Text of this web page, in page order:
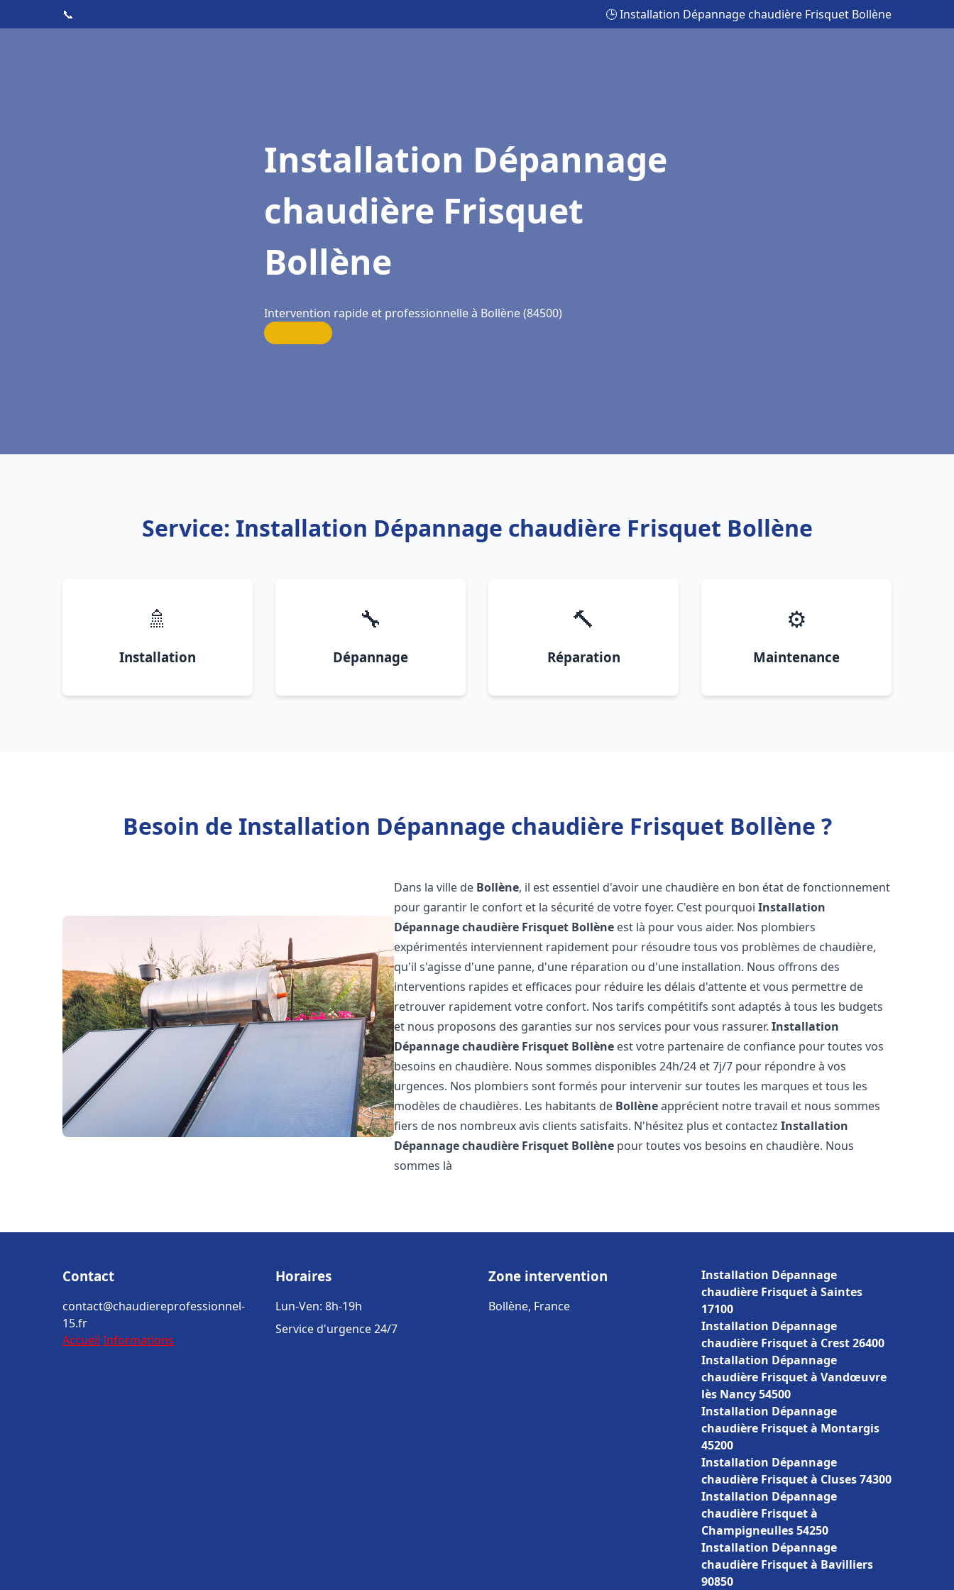
📞 🕒 Installation Dépannage chaudière Frisquet Bollène
Installation Dépannage
chaudière Frisquet
Bollène
Intervention rapide et professionnelle à Bollène (84500)
Service: Installation Dépannage chaudière Frisquet Bollène
🚿
Installation
🔧
Dépannage
🔨
Réparation
⚙️
Maintenance
Besoin de Installation Dépannage chaudière Frisquet Bollène ?
Dans la ville de Bollène, il est essentiel d'avoir une chaudière en bon état de fonctionnement
pour garantir le confort et la sécurité de votre foyer. C'est pourquoiInstallation
Dépannage chaudière Frisquet Bollène est là pour vous aider. Nos plombiers
expérimentés interviennent rapidement pour résoudre tous vos problèmes de chaudière,
qu'il s'agisse d'une panne, d'une réparation ou d'une installation. Nous offrons des
interventions rapides et efficaces pour réduire les délais d'attente et vous permettre de
retrouver rapidement votre confort. Nos tarifs compétitifs sont adaptés à tous les budgets
et nous proposons des garanties sur nos services pour vous rassurer.Installation
Dépannage chaudière Frisquet Bollène est votre partenaire de confiance pour toutes vos
besoins en chaudière. Nous sommes disponibles 24h/24 et 7j/7 pour répondre à vos
urgences. Nos plombiers sont formés pour intervenir sur toutes les marques et tous les
modèles de chaudières. Les habitants de Bollèneapprécient notre travail et nous sommes
fiers de nos nombreux avis clients satisfaits. N'hésitez plus et contactezInstallation
Dépannage chaudière Frisquet Bollène pour toutes vos besoins en chaudière. Nous
sommes là
Contact
contact@chaudiereprofessionnel-
15.fr
Accueil Informations
Horaires
Lun-Ven: 8h-19h
Service d'urgence 24/7
Zone intervention
Bollène, France
Installation Dépannage
chaudière Frisquet à Saintes
17100
Installation Dépannage
chaudière Frisquet à Crest 26400
Installation Dépannage
chaudière Frisquet à Vandœuvre
lès Nancy 54500
Installation Dépannage
chaudière Frisquet à Montargis
45200
Installation Dépannage
chaudière Frisquet à Cluses 74300
Installation Dépannage
chaudière Frisquet à
Champigneulles 54250
Installation Dépannage
chaudière Frisquet à Bavilliers
90850